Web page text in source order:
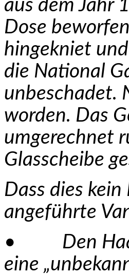
aus dem Jahr
Dose
hingekniet
die National
unbeschadet.
worden. Das
umgerechnet
Glasscheibe
Dass dies
angeführte
• Den Haag
eine